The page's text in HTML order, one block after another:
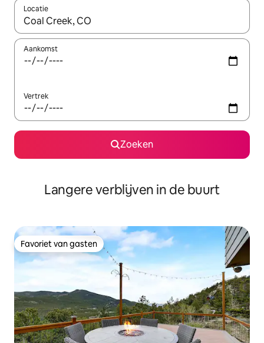
Locatie
Wanneer er resultaten beschikbaar zijn, maak je een keuze
Aankomst
Vertrek
Zoeken
Langere verblijven in de buurt
Favoriet van gasten
Favoriet van gasten